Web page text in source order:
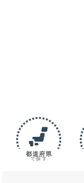
都道府県
で探す